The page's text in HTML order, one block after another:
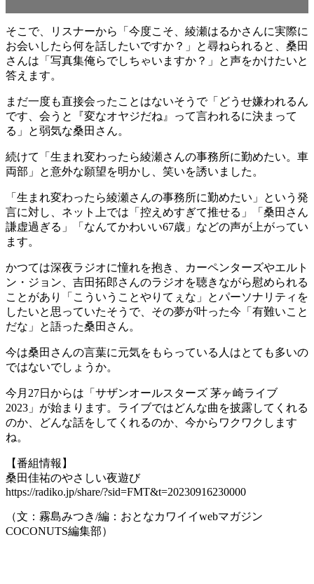
そこで、リスナーから「今度こそ、綾瀬はるかさんに実際に
お会いしたら何を話したいですか？」と尋ねられると、桑田
さんは「写真集俺らでしちゃいますか？」と声をかけたいと
答えます。
まだ一度も直接会ったことはないそうで「どうせ嫌われるん
です、会うと『変なオヤジだね』って言われるに決まって
る」と弱気な桑田さん。
続けて「生まれ変わったら綾瀬さんの事務所に勤めたい。車
両部」と意外な願望を明かし、笑いを誘いました。
「生まれ変わったら綾瀬さんの事務所に勤めたい」という発
言に対し、ネット上では「控えめすぎて推せる」「桑田さん
謙虚過ぎる」「なんてかわいい67歳」などの声が上がってい
ます。
かつては深夜ラジオに憧れを抱き、カーペンターズやエルト
ン・ジョン、吉田拓郎さんのラジオを聴きながら慰められる
ことがあり「こういうことやりてぇな」とパーソナリティを
したいと思っていたそうで、その夢が叶った今「有難いこと
だな」と語った桑田さん。
今は桑田さんの言葉に元気をもらっている人はとても多いの
ではないでしょうか。
今月27日からは「サザンオールスターズ 茅ヶ崎ライブ
2023」が始まります。ライブではどんな曲を披露してくれる
のか、どんな話をしてくれるのか、今からワクワクします
ね。
【番組情報】
桑田佳祐のやさしい夜遊び
https://radiko.jp/share/?sid=FMT&t=20230916230000
（文：霧島みつき/編：おとなカワイイwebマガジン
COCONUTS編集部）